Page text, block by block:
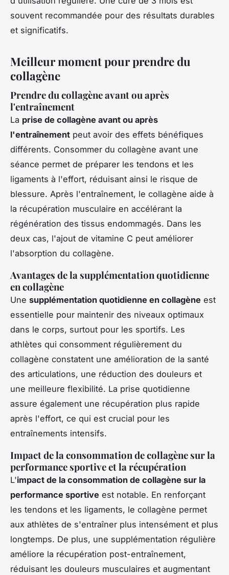
souvent recommandée pour des résultats durables
et significatifs.
Meilleur moment pour prendre du
collagène
Prendre du collagène avant ou après
l'entraînement
La prise de collagène avant ou après
l'entraînement peut avoir des effets bénéfiques
différents. Consommer du collagène avant une
séance permet de préparer les tendons et les
ligaments à l'effort, réduisant ainsi le risque de
blessure. Après l'entraînement, le collagène aide à
la récupération musculaire en accélérant la
régénération des tissus endommagés. Dans les
deux cas, l'ajout de vitamine C peut améliorer
l'absorption du collagène.
Avantages de la supplémentation quotidienne
en collagène
Une supplémentation quotidienne en collagène est
essentielle pour maintenir des niveaux optimaux
dans le corps, surtout pour les sportifs. Les
athlètes qui consomment régulièrement du
collagène constatent une amélioration de la santé
des articulations, une réduction des douleurs et
une meilleure flexibilité. La prise quotidienne
assure également une récupération plus rapide
après l'effort, ce qui est crucial pour les
entraînements intensifs.
Impact de la consommation de collagène sur la
performance sportive et la récupération
L'impact de la consommation de collagène sur la
performance sportive est notable. En renforçant
les tendons et les ligaments, le collagène permet
aux athlètes de s'entraîner plus intensément et plus
longtemps. De plus, une supplémentation régulière
améliore la récupération post-entraînement,
réduisant les douleurs musculaires et augmentant